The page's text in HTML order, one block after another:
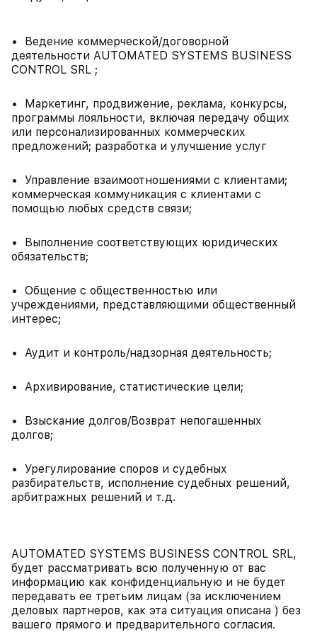
• Ведение коммерческой/договорной
деятельности AUTOMATED SYSTEMS BUSINESS
CONTROL SRL ;
• Маркетинг, продвижение, реклама, конкурсы,
программы лояльности, включая передачу общих
или персонализированных коммерческих
предложений; разработка и улучшение услуг
• Управление взаимоотношениями с клиентами;
коммерческая коммуникация с клиентами с
помощью любых средств связи;
• Выполнение соответствующих юридических
обязательств;
• Общение с общественностью или
учреждениями, представляющими общественный
интерес;
• Аудит и контроль/надзорная деятельность;
• Архивирование, статистические цели;
• Взыскание долгов/Возврат непогашенных
долгов;
• Урегулирование споров и судебных
разбирательств, исполнение судебных решений,
арбитражных решений и т.д.
AUTOMATED SYSTEMS BUSINESS CONTROL SRL,
будет рассматривать всю полученную от вас
информацию как конфиденциальную и не будет
передавать ее третьим лицам (за исключением
деловых партнеров, как эта ситуация описана ) без
вашего прямого и предварительного согласия.